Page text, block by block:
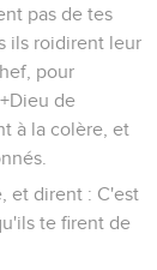
pas de tes
ils roidirent leur
pour
de
à la colère, et
et dirent : C'est
te firent de